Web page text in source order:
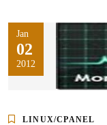
Jan
02
2012
LINUX/CPANEL